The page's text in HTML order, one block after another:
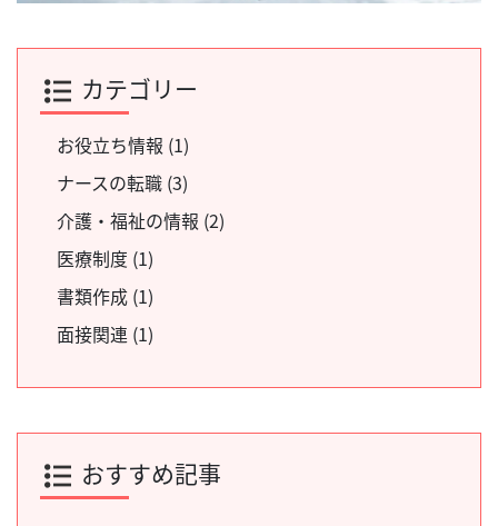
カテゴリー
お役立ち情報 (1)
ナースの転職 (3)
介護・福祉の情報 (2)
医療制度 (1)
書類作成 (1)
面接関連 (1)
おすすめ記事